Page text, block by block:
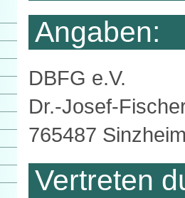
Angaben:
DBFG e.V.
Dr.-Josef-
765487
Vertreten